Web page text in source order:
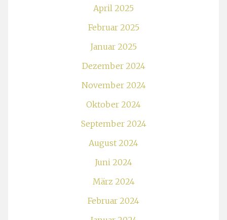
April 2025
Februar 2025
Januar 2025
Dezember 2024
November 2024
Oktober 2024
September 2024
August 2024
Juni 2024
März 2024
Februar 2024